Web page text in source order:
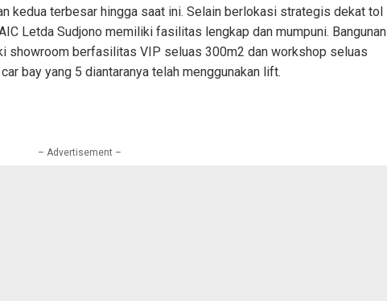
kedua terbesar hingga saat ini. Selain berlokasi strategis dekat tol
Letda Sudjono memiliki fasilitas lengkap dan mumpuni. Bangunan
showroom berfasilitas VIP seluas 300m2 dan workshop seluas
bay yang 5 diantaranya telah menggunakan lift.
– Advertisement –